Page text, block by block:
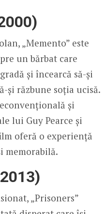
„Memento” este
un bărbat care
și încearcă să-și
și răzbune soția ucisă.
și
lui Guy Pearce și
oferă o experiență
memorabilă.
„Prisoners”